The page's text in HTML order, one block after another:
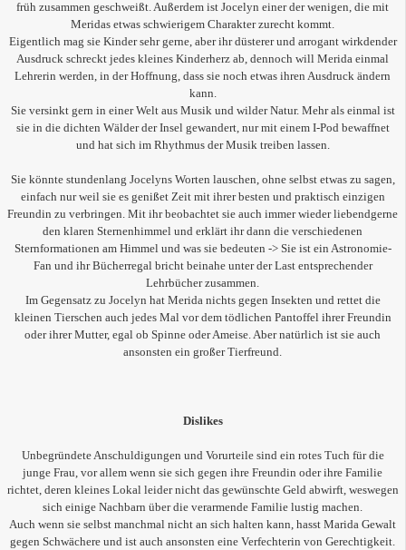
früh zusammen geschweißt. Außerdem ist Jocelyn einer der wenigen, die mit
Meridas etwas schwierigem Charakter zurecht kommt.
Eigentlich mag sie Kinder sehr gerne, aber ihr düsterer und arrogant wirkdender
Ausdruck schreckt jedes kleines Kinderherz ab, dennoch will Merida einmal
Lehrerin werden, in der Hoffnung, dass sie noch etwas ihren Ausdruck ändern
kann.
Sie versinkt gern in einer Welt aus Musik und wilder Natur. Mehr als einmal ist
sie in die dichten Wälder der Insel gewandert, nur mit einem I-Pod bewaffnet
und hat sich im Rhythmus der Musik treiben lassen.
Sie könnte stundenlang Jocelyns Worten lauschen, ohne selbst etwas zu sagen,
einfach nur weil sie es genißet Zeit mit ihrer besten und praktisch einzigen
Freundin zu verbringen. Mit ihr beobachtet sie auch immer wieder liebendgerne
den klaren Sternenhimmel und erklärt ihr dann die verschiedenen
Sternformationen am Himmel und was sie bedeuten -> Sie ist ein Astronomie-
Fan und ihr Bücherregal bricht beinahe unter der Last entsprechender
Lehrbücher zusammen.
Im Gegensatz zu Jocelyn hat Merida nichts gegen Insekten und rettet die
kleinen Tierschen auch jedes Mal vor dem tödlichen Pantoffel ihrer Freundin
oder ihrer Mutter, egal ob Spinne oder Ameise. Aber natürlich ist sie auch
ansonsten ein großer Tierfreund.
Dislikes
Unbegründete Anschuldigungen und Vorurteile sind ein rotes Tuch für die
junge Frau, vor allem wenn sie sich gegen ihre Freundin oder ihre Familie
richtet, deren kleines Lokal leider nicht das gewünschte Geld abwirft, weswegen
sich einige Nachbarn über die verarmende Familie lustig machen.
Auch wenn sie selbst manchmal nicht an sich halten kann, hasst Marida Gewalt
gegen Schwächere und ist auch ansonsten eine Verfechterin von Gerechtigkeit.